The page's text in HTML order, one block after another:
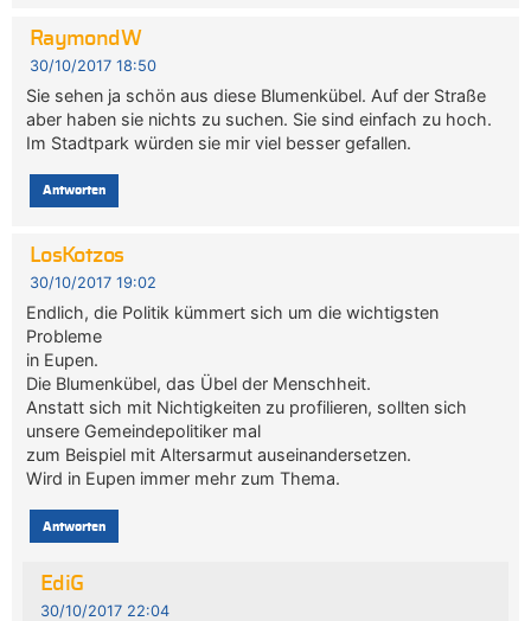
RaymondW
30/10/2017 18:50
Sie sehen ja schön aus diese Blumenkübel. Auf der Straße
aber haben sie nichts zu suchen. Sie sind einfach zu hoch.
Im Stadtpark würden sie mir viel besser gefallen.
Antworten
LosKotzos
30/10/2017 19:02
Endlich, die Politik kümmert sich um die wichtigsten
Probleme
in Eupen.
Die Blumenkübel, das Übel der Menschheit.
Anstatt sich mit Nichtigkeiten zu profilieren, sollten sich
unsere Gemeindepolitiker mal
zum Beispiel mit Altersarmut auseinandersetzen.
Wird in Eupen immer mehr zum Thema.
Antworten
EdiG
30/10/2017 22:04